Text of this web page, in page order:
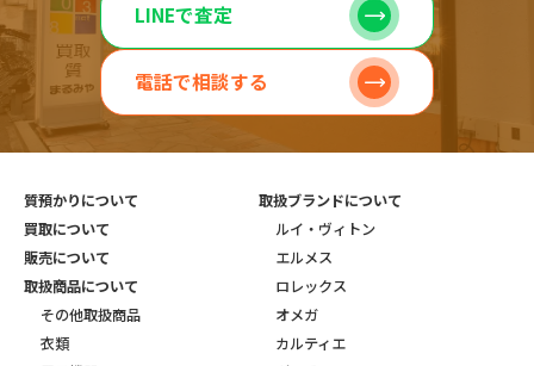
LINEで査定
電話で相談する
質預かりについて
買取について
販売について
取扱商品について
その他取扱商品
衣類
取扱ブランドについて
ルイ・ヴィトン
エルメス
ロレックス
オメガ
カルティエ